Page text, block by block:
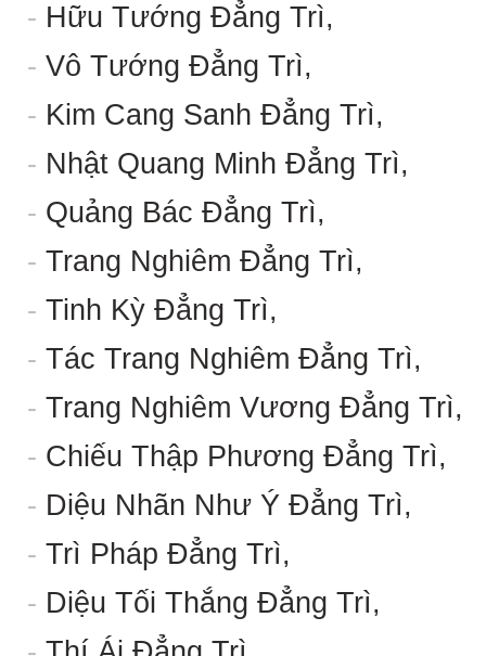
- Hữu Tướng Đẳng Trì,
- Vô Tướng Đẳng Trì,
- Kim Cang Sanh Đẳng Trì,
- Nhật Quang Minh Đẳng Trì,
- Quảng Bác Đẳng Trì,
- Trang Nghiêm Đẳng Trì,
- Tinh Kỳ Đẳng Trì,
- Tác Trang Nghiêm Đẳng Trì,
- Trang Nghiêm Vương Đẳng Trì,
- Chiếu Thập Phương Đẳng Trì,
- Diệu Nhãn Như Ý Đẳng Trì,
- Trì Pháp Đẳng Trì,
- Diệu Tối Thắng Đẳng Trì,